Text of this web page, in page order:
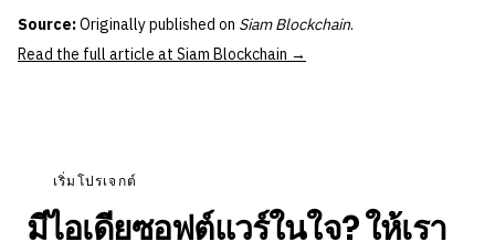
Source:Originally published on Siam Blockchain.
Read the full article at Siam Blockchain →
เริ่มโปรเจกต์
มีไอเดียซอฟต์แวร์ในใจ? ให้เรา